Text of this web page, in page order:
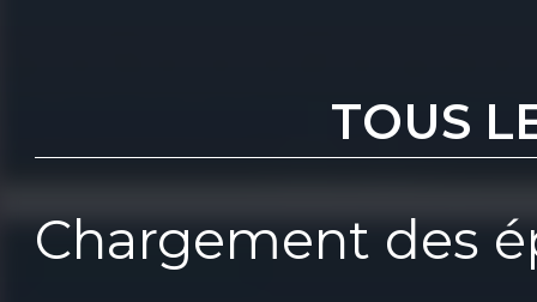
TOUS
Chargement des